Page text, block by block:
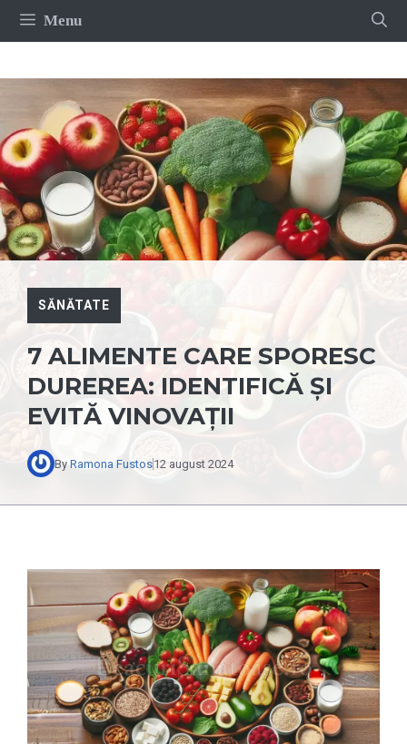
Sari
Menu
SĂNĂTATE
7 ALIMENTE CARE SPORESC
DUREREA: IDENTIFICĂ ȘI
EVITĂ VINOVAȚII
By Ramona Fustos12 august 2024